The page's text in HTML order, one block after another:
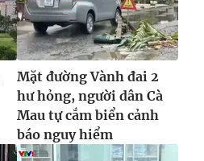
Mặt đường Vành đai 2
hư hỏng, người dân Cà
Mau tự cắm biển cảnh
báo nguy hiểm